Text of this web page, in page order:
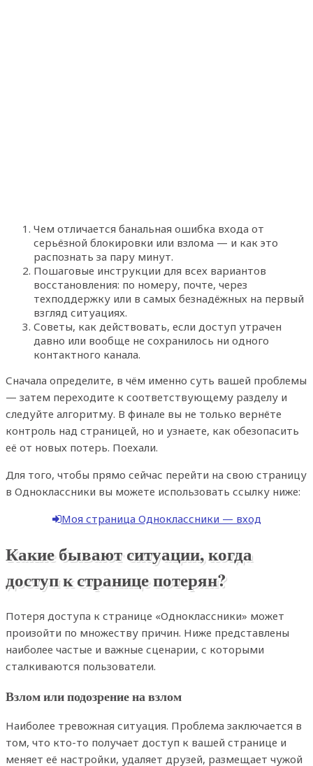
Чем отличается банальная ошибка входа от
серьёзной блокировки или взлома — и как это
распознать за пару минут.
Пошаговые инструкции для всех вариантов
восстановления: по номеру, почте, через
техподдержку или в самых безнадёжных на первый
взгляд ситуациях.
Советы, как действовать, если доступ утрачен
давно или вообще не сохранилось ни одного
контактного канала.
Сначала определите, в чём именно суть вашей проблемы
— затем переходите к соответствующему разделу и
следуйте алгоритму. В финале вы не только вернёте
контроль над страницей, но и узнаете, как обезопасить
её от новых потерь. Поехали.
Для того, чтобы прямо сейчас перейти на свою страницу
в Одноклассники вы можете использовать ссылку ниже:
Моя страница Одноклассники — вход
Какие бывают ситуации, когда
доступ к странице потерян?
Потеря доступа к странице «Одноклассники» может
произойти по множеству причин. Ниже представлены
наиболее частые и важные сценарии, с которыми
сталкиваются пользователи.
Взлом или подозрение на взлом
Наиболее тревожная ситуация. Проблема заключается в
том, что кто-то получает доступ к вашей странице и
меняет её настройки, удаляет друзей, размещает чужой